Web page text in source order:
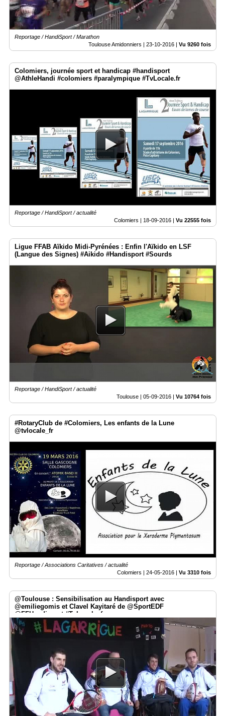
Reportage / HandiSport / Marathon
Toulouse Amidonniers | 23-10-2016 | Vu 9260 fois
Colomiers, journée sport et handicap #handisport
@AthleHandi #colomiers #paralympique #TvLocale.fr
Reportage / HandiSport / actualité
Colomiers | 18-09-2016 Vu 22555 fois
Ligue FFAB Aïkido Midi-Pyrénées : Enfin l'Aïkido en LSF
(Langue des Signes) #Aikido #Handisport #Sourds
Reportage / HandiSport / actualité
Toulouse | 05-09-2016 | Vu 10764 fois
#RotaryClub de #Colomiers, Les enfants de la Lune
@tvlocale_fr
Reportage / Associations Caritatives / actualité
Colomiers | 24-05-2016 | Vu 3310 fois
@Toulouse : Sensibilisation au Handisport avec
@emiliegomis et Clavel Kayitaré de @SportEDF
@FFHandisport #TvLocale_fr